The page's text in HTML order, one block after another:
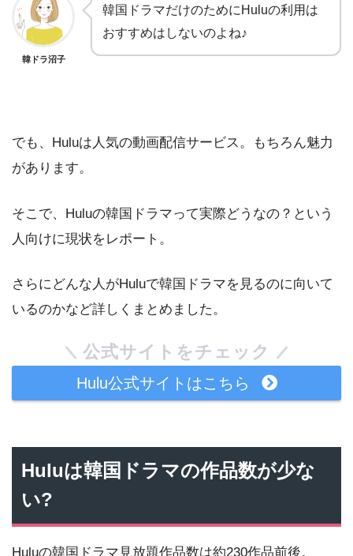
韓ドラ沼子
韓国ドラマだけのためにHuluの利用は
おすすめはしないのよね♪
でも、Huluは人気の動画配信サービス。もちろん魅力
があります。
そこで、Huluの韓国ドラマって実際どうなの？という
人向けに現状をレポート。
さらにどんな人がHuluで韓国ドラマを見るのに向いて
いるのかなど詳しくまとめました。
公式サイトをチェック
Hulu公式サイトはこちら
Huluは韓国ドラマの作品数が少な
い?
Huluの韓国ドラマ見放題作品数は約230作品前後。